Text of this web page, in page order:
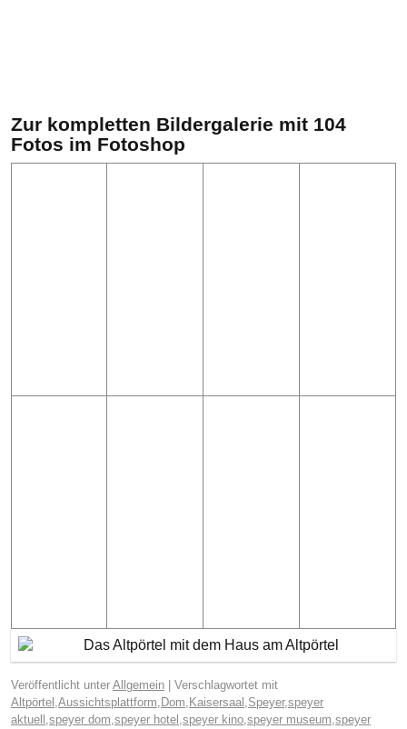
Zur kompletten Bildergalerie mit 104
Fotos im Fotoshop
Veröffentlicht unter Allgemein | Verschlagwortet mit
Altpörtel Aussichtsplattform Dom Kaisersaal Speyer, speyer
aktuell speyer dom speyer hotel speyer kino speyer museum speyer